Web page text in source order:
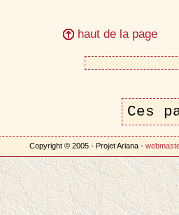
haut de la page
Ces
Copyright © 2005 - Projet Ariana -